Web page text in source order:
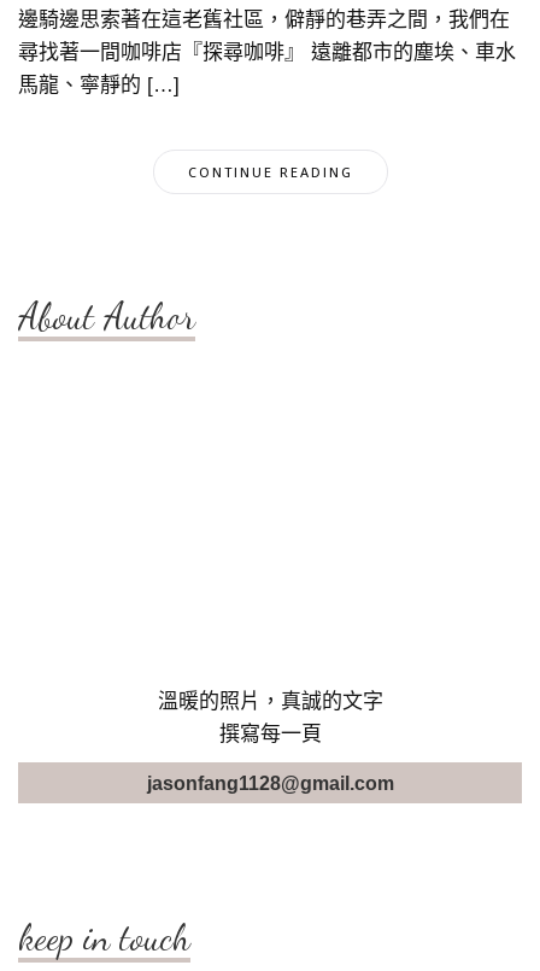
邊騎邊思索著在這老舊社區，僻靜的巷弄之間，我們在
尋找著一間咖啡店『探尋咖啡』 遠離都市的塵埃、車水
馬龍、寧靜的 […]
CONTINUE READING
About Author
溫暖的照片，真誠的文字
撰寫每一頁
jasonfang1128@gmail.com
keep in touch